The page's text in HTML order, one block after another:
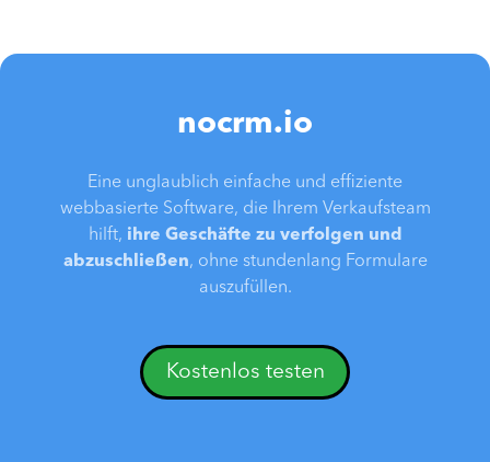
nocrm.io
Eine unglaublich einfache und effiziente
webbasierte Software, die Ihrem Verkaufsteam
hilft, ihre Geschäfte zu verfolgen und
abzuschließen, ohne stundenlang Formulare
auszufüllen.
Kostenlos testen